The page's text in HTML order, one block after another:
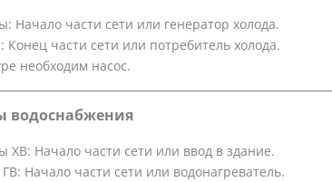
Начало части сети или генератор холода.
части сети или потребитель холода.
необходим насос.
водоснабжения
ХВ: Начало части сети или ввод в здание.
Начало части сети или водонагреватель.